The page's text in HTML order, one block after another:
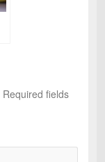
Required fields